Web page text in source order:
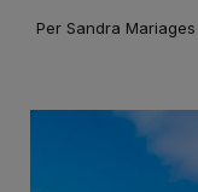
Per Sandra Mariages